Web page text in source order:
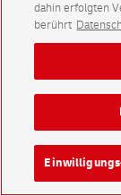
dahin erfolgten
berührt